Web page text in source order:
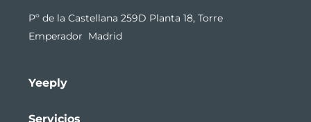
Pº de la Castellana 259D Planta 18, Torre
Emperador Madrid
Yeeply
Servicios